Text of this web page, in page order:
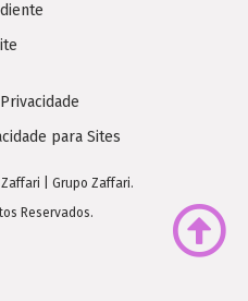
para Sites
| Grupo Zaffari.
Reservados.